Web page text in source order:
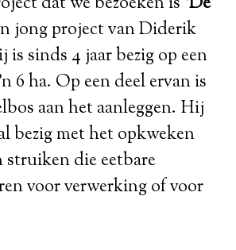
jong project van Diderik
sinds 4 jaar bezig op een
6 ha. Op een deel ervan is
aan het aanleggen. Hij
bezig met het opkweken
struiken die eetbare
voor verwerking of voor